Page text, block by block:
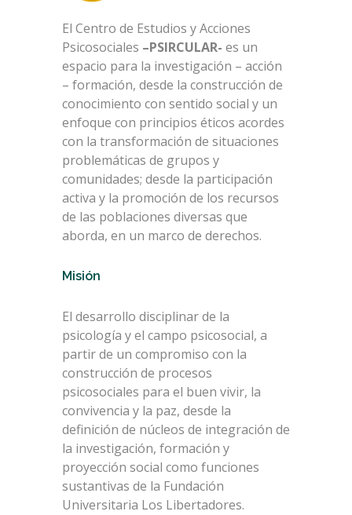
El Centro de Estudios y Acciones
Psicosociales –PSIRCULAR- es un
espacio para la investigación – acción
– formación, desde la construcción de
conocimiento con sentido social y un
enfoque con principios éticos acordes
con la transformación de situaciones
problemáticas de grupos y
comunidades; desde la participación
activa y la promoción de los recursos
de las poblaciones diversas que
aborda, en un marco de derechos.
Misión
El desarrollo disciplinar de la
psicología y el campo psicosocial, a
partir de un compromiso con la
construcción de procesos
psicosociales para el buen vivir, la
convivencia y la paz, desde la
definición de núcleos de integración de
la investigación, formación y
proyección social como funciones
sustantivas de la Fundación
Universitaria Los Libertadores.